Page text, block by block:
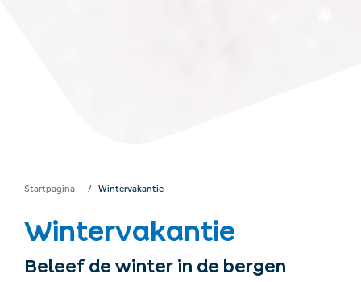
Startpagina Wintervakantie
Wintervakantie
Beleef de winter in de bergen